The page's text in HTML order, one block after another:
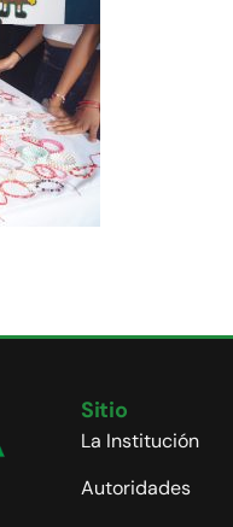
Sitio
La Institución
Autoridades